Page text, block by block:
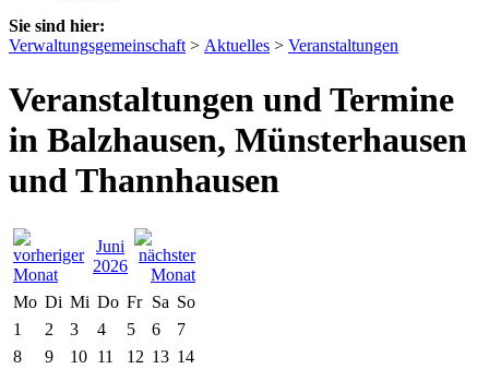
Sie sind hier:
Verwaltungsgemeinschaft > Aktuelles > Veranstaltungen
Veranstaltungen und Termine
in Balzhausen, Münsterhausen
und Thannhausen
Juni
2026
Mo Di Mi Do Fr Sa So
1
2 3 4 5 6
7
8
9 10 11 12 13 14